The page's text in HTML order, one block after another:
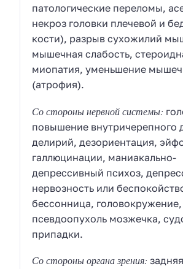
патологические переломы,
некроз головки плечевой и
кости), разрыв сухожилий
мышечная слабость,
миопатия, уменьшение
(атрофия).
Со стороны нервной системы:
повышение внутричерепного
делирий, дезориентация,
галлюцинации, маниакально-
депрессивный психоз,
нервозность или
бессонница, головокружение,
псевдоопухоль мозжечка,
припадки.
Со стороны органа зрения: задняя